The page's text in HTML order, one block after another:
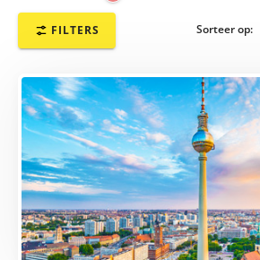
FILTERS Sorteer op: